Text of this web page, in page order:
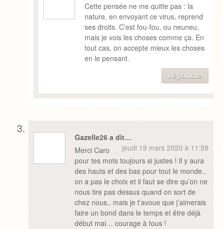
Cette pensée ne me quitte pas : la
nature, en envoyant ce virus, reprend
ses droits. C’est fou-fou, ou neuneu,
mais je vois les choses comme ça. En
tout cas, on accepte mieux les choses
en le pensant.
Répondre
Gazelle26 a dit…
jeudi 19 mars 2020 à 11:58
Merci Caro
pour tes mots toujours si justes ! Il y aura
des hauts et des bas pour tout le monde..
on a pas le choix et il faut se dire qu’on ne
nous tire pas dessus quand on sort de
chez nous.. mais je t’avoue que j’aimerais
faire un bond dans le temps et être déjà
début mai… courage à tous !